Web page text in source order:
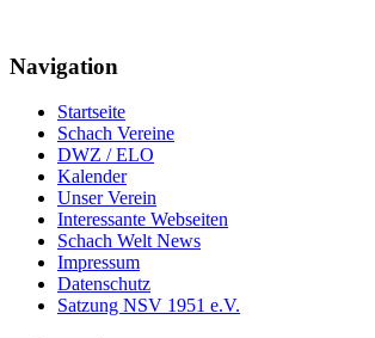
Navigation
Startseite
Schach Vereine
DWZ / ELO
Kalender
Unser Verein
Interessante Webseiten
Schach Welt News
Impressum
Datenschutz
Satzung NSV 1951 e.V.